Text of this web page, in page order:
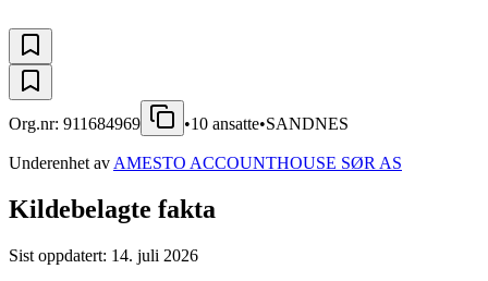
Org.nr: 911684969 •10 ansatte•SANDNES
Underenhet av AMESTO ACCOUNTHOUSE SØR AS
Kildebelagte fakta
Sist oppdatert: 14. juli 2026